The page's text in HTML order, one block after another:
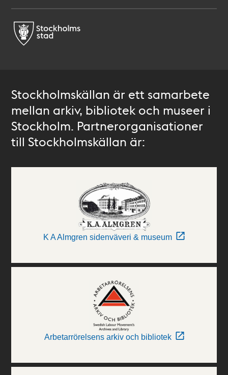
Stockholmskällan är ett samarbete
mellan arkiv, bibliotek och museer i
Stockholm. Partnerorganisationer
till Stockholmskällan är:
K A Almgren sidenväveri & museum
Arbetarrörelsens arkiv och bibliotek